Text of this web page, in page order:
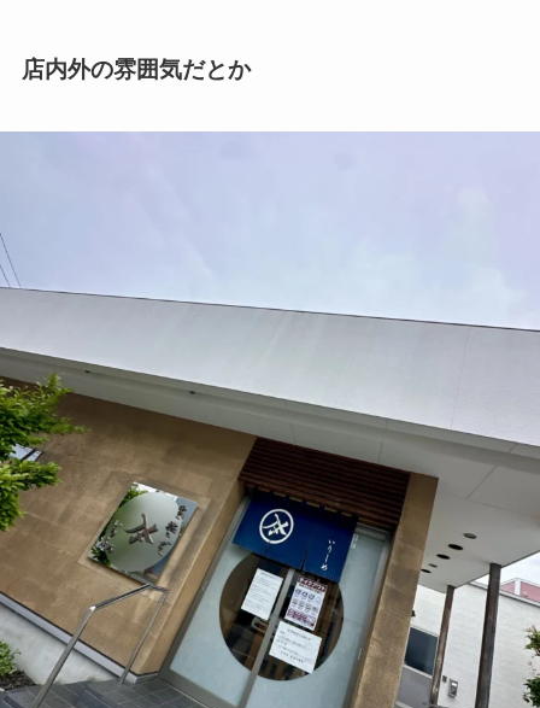
店内外の雰囲気だとか